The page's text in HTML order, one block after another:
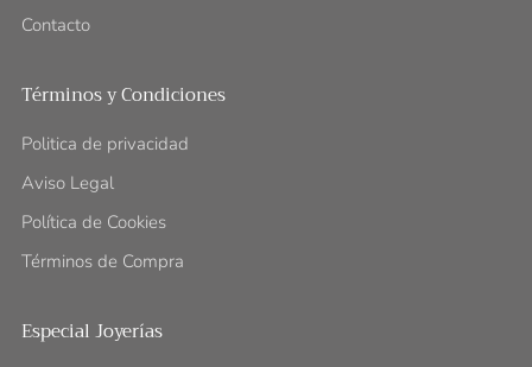
Contacto
Términos y Condiciones
Politica de privacidad
Aviso Legal
Política de Cookies
Términos de Compra
Especial Joyerías